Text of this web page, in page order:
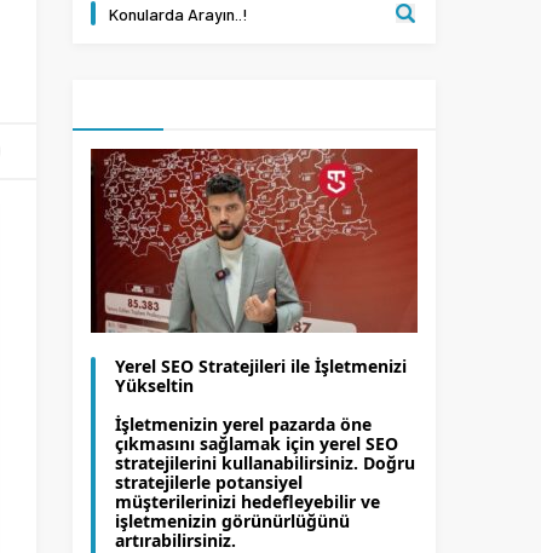
Yerel SEO Stratejileri ile İşletmenizi
Yükseltin
İşletmenizin yerel pazarda öne
çıkmasını sağlamak için yerel SEO
stratejilerini kullanabilirsiniz. Doğru
stratejilerle potansiyel
müşterilerinizi hedefleyebilir ve
işletmenizin görünürlüğünü
artırabilirsiniz.